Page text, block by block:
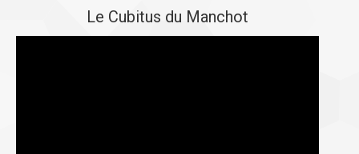
Le Cubitus du Manchot